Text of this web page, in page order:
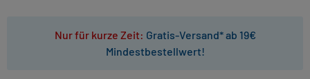
Nur für kurze Zeit: Gratis-Versand* ab 19€
Mindestbestellwert!